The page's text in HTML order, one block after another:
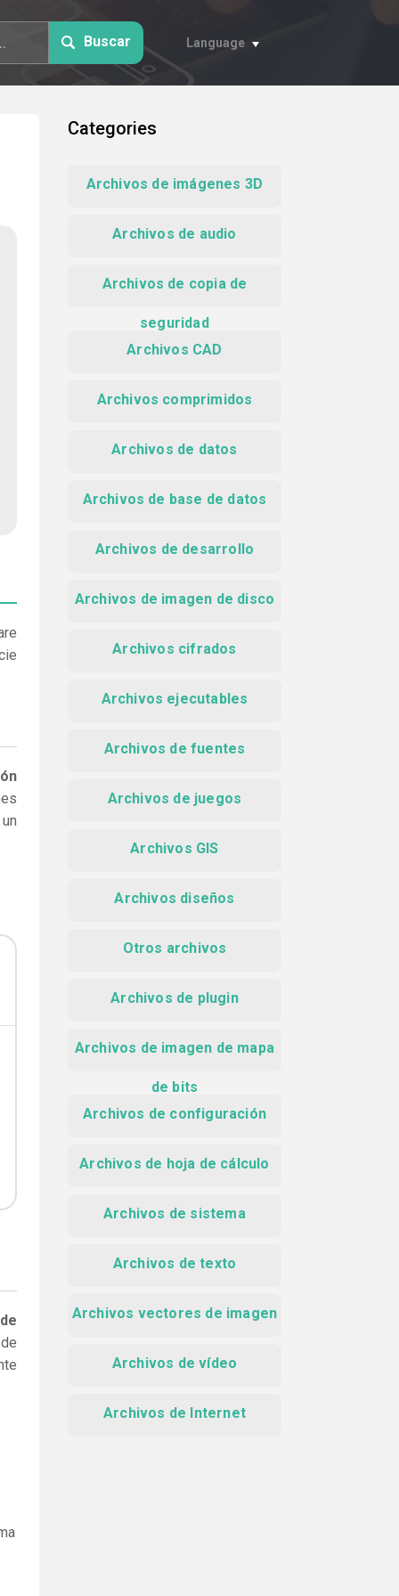
Buscar Language
Categories
Archivos de imágenes 3D
Archivos de audio
Archivos de copia de
seguridad
Archivos CAD
Archivos comprimidos
Archivos de datos
Archivos de base de datos
Archivos de desarrollo
Archivos de imagen de disco
Archivos cifrados
Archivos ejecutables
Archivos de fuentes
Archivos de juegos
Archivos GIS
Archivos diseños
Otros archivos
Archivos de plugin
Archivos de imagen de mapa
de bits
Archivos de configuración
Archivos de hoja de cálculo
Archivos de sistema
Archivos de texto
Archivos vectores de imagen
Archivos de vídeo
Archivos de Internet